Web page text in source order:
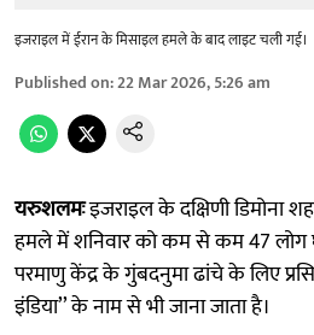
इजराइल में ईरान के मिसाइल हमले के बाद लाइट चली गई।
Published on:22 Mar 2026, 5:26 am
यरुशलमःइजराइल के दक्षिणी डिमोना
हमले में शनिवार को कम से कम 47 लोग
परमाणु केंद्र के गुंबदनुमा ढांचे के लिए
इंडिया’’ के नाम से भी जाना जाता है।